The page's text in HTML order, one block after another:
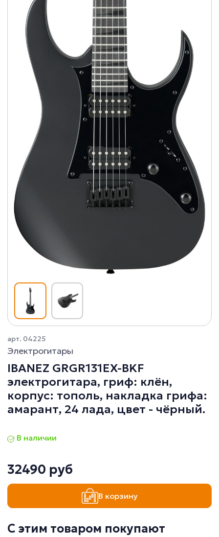
арт. 04225
Электрогитары
IBANEZ GRGR131EX-BKF
электрогитара, гриф: клён,
корпус: тополь, накладка грифа:
амарант, 24 лада, цвет - чёрный.
В наличии
32490 руб
В корзину
С этим товаром покупают